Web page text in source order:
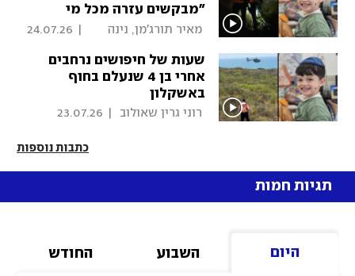
"מבקשים עזרה מכל מי
שיכול"
מאיר תורג'מן, נינה
24.07.26
שעות של חיפושים נרחבים
אחרי בן 4 שנעלם בחוף
באשקלון
רוני גרין שאולוב 23.07.26
כתבות נוספות
תגיות חמות
היום השבוע החודש